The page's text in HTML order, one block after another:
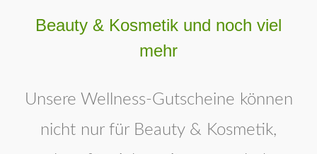
Beauty & Kosmetik und noch viel
mehr
Unsere Wellness-Gutscheine können
nicht nur für Beauty & Kosmetik,